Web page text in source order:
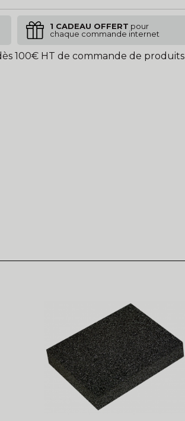
1 CADEAU OFFERT pour
chaque commande internet
100€ HT de commande de produits